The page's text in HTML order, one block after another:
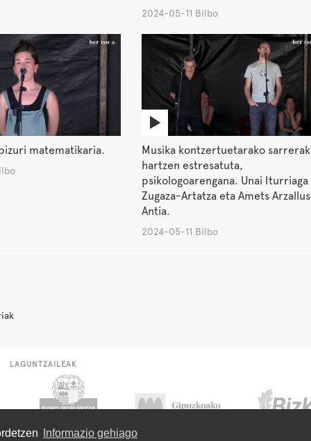
Informazio gehiago
2024-05-11 Bilbo
matematikaria.
Musika kontzertuetarako sarrerak
hartzen estresatuta,
psikologoarengana. Unai Iturriaga
Zugaza-Artatza eta Amets Arzallus
Antia.
2024-05-11 Bilbo
LAGUNTZAILEAK